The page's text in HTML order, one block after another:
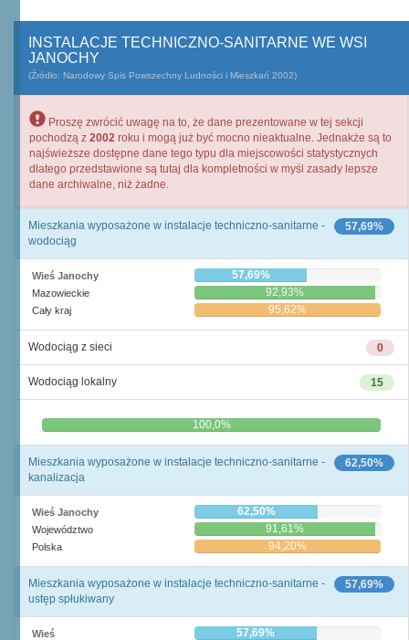
INSTALACJE TECHNICZNO-SANITARNE WE WSI
JANOCHY
(Źródło: Narodowy Spis Powszechny Ludności i Mieszkań 2002)
Proszę zwrócić uwagę na to, że dane prezentowane w tej sekcji
pochodzą z 2002 roku i mogą już być mocno nieaktualne. Jednakże są to
najświeższe dostępne dane tego typu dla miejscowości statystycznych
dlatego przedstawione są tutaj dla kompletności w myśl zasady lepsze
dane archiwalne, niż żadne.
57,69%
Mieszkania wyposażone w instalacje techniczno-sanitarne -
wodociąg
Wieś Janochy 57,69%
Mazowieckie 92,93%
Cały kraj 95,62%
0
Wodociąg z sieci
15
Wodociąg lokalny
0,0% 100,0%
62,50%
Mieszkania wyposażone w instalacje techniczno-sanitarne -
kanalizacja
Wieś Janochy 62,50%
Województwo 91,61%
Polska 94,20%
57,69%
Mieszkania wyposażone w instalacje techniczno-sanitarne -
ustęp spłukiwany
Wieś 57,69%